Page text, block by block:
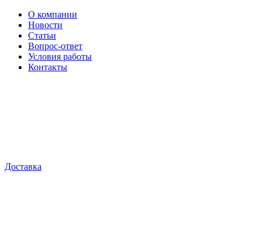
О компании
Новости
Статьи
Вопрос-ответ
Условия работы
Контакты
Доставка